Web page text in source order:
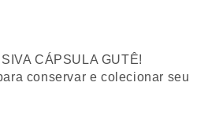
CÁPSULA GUTÊ!
conservar e colecionar seu